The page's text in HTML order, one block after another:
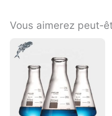
Vous aimerez peut-